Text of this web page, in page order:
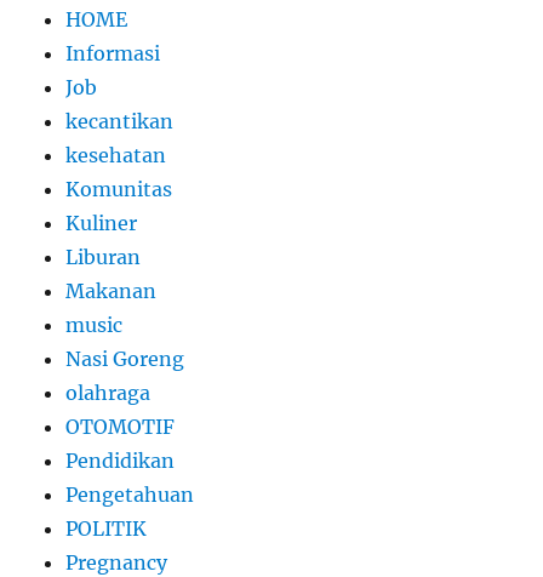
HOME
Informasi
Job
kecantikan
kesehatan
Komunitas
Kuliner
Liburan
Makanan
music
Nasi Goreng
olahraga
OTOMOTIF
Pendidikan
Pengetahuan
POLITIK
Pregnancy